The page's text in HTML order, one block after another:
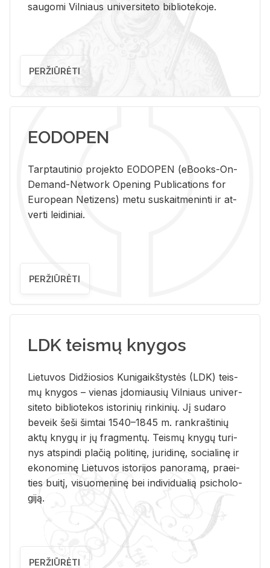
saugomi Vilniaus universiteto bibliotekoje.
PERŽIŪRĖTI
EODOPEN
Tarp­tau­ti­nio pro­jek­to EO­DO­PEN (eBo­oks-On-
De­mand-Ne­twork Ope­ning Pub­li­ca­tions for
Eu­ro­pe­an Ne­ti­zens) metu su­skait­me­nin­ti ir at­
ver­ti lei­di­niai.
PERŽIŪRĖTI
LDK teismų knygos
Lie­tu­vos Di­džio­sios Ku­ni­gaikš­tys­tės (LDK) teis­
mų kny­gos – vie­nas įdo­miau­sių Vil­niaus uni­ver­
si­te­to bi­b­lio­te­kos is­to­ri­nių rin­ki­nių. Jį su­da­ro
be­veik šeši šim­tai 1540–1845 m. rank­raš­ti­nių
aktų kny­gų ir jų frag­men­tų. Teis­mų kny­gų tu­ri­
nys at­spin­di pla­čią po­li­ti­nę, ju­ri­di­nę, so­cia­li­nę ir
eko­no­mi­nę Lie­tu­vos is­to­ri­jos pa­no­ra­mą, pra­ei­
ties bui­tį, vi­suo­me­ni­nę bei in­di­vi­dua­lią psi­cho­lo­
gi­ją.
PERŽIŪRĖTI